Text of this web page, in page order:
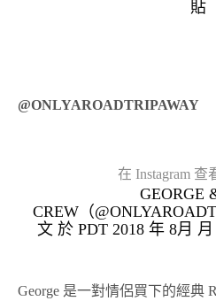
貼
@ONLYAROADTRIPAWAY
在 Instagram 查
GEORGE
CREW（
文 於 PDT 2018 年 8月
George 是一對情侶買下的經典